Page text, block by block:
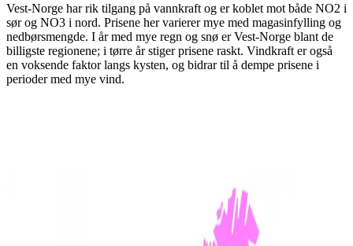
Vest-Norge har rik tilgang på vannkraft og er koblet mot både NO2 i
sør og NO3 i nord. Prisene her varierer mye med magasinfylling og
nedbørsmengde. I år med mye regn og snø er Vest-Norge blant de
billigste regionene; i tørre år stiger prisene raskt. Vindkraft er også
en voksende faktor langs kysten, og bidrar til å dempe prisene i
perioder med mye vind.